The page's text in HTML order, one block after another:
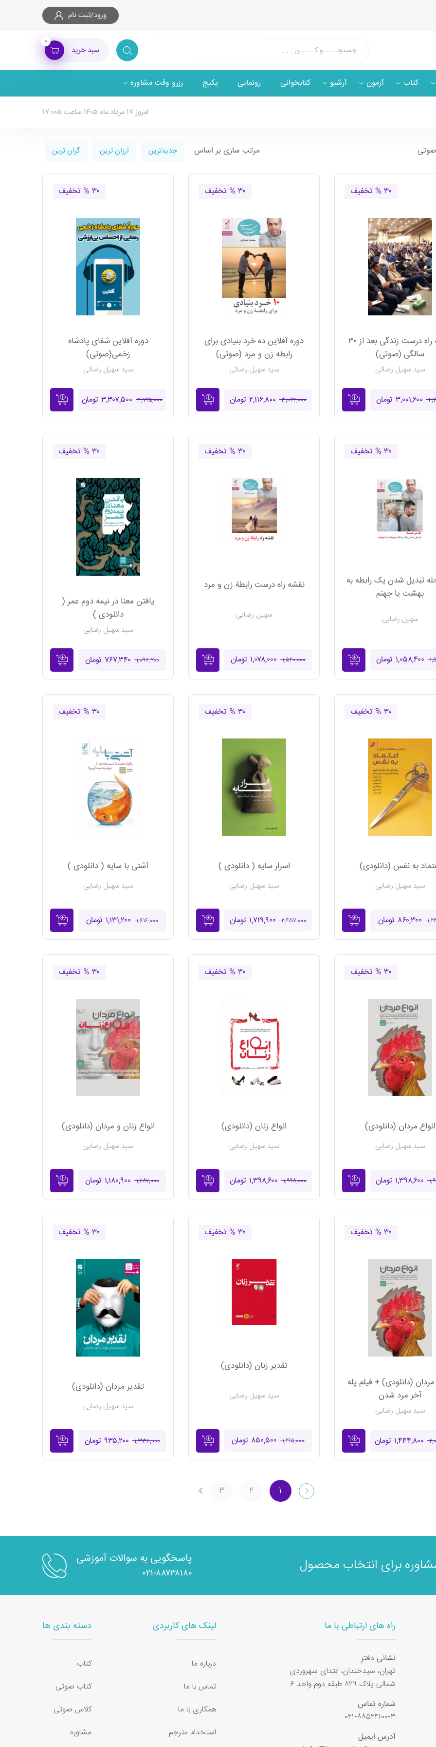
ورود/ثبت نام
سبد خرید
۰
کتاب آزمون آرشیو کتابخوانی رونمایی پکیج رزرو وقت مشاوره
امروز ۱۷ مرداد ماه ۱۴۰۵ ساعت ۱۷:۰۰۵
مرتب سازی بر اساس جدیدترین ارزان ترین گران ترین
۳۰ % تخفیف
نقشه راه درست زندگی بعد از ۳۰
سالگی (صوتی)
سید سهیل رضائی
۳,۰۰۱,۶۰۰ تومان
۳۰ % تخفیف
دوره آفلاین ده خرد بنیادی برای
رابطه زن و مرد (صوتی)
سید سهیل رضائی
۳,۰۲۴,۰۰۰ ۲,۱۱۶,۸۰۰ تومان
۳۰ % تخفیف
دوره آفلاین شفای پادشاه
زخمی(صوتی)
سید سهیل رضائی
۴,۷۲۵,۰۰۰ ۳,۳۰۷,۵۰۰ تومان
۳۰ % تخفیف
تبدیل شدن یک رابطه به
بهشت یا جهنم
سهیل رضایی
۱,۰۵۸,۴۰۰ تومان
۳۰ % تخفیف
نقشه راه درست رابطۀ زن و مرد
سهیل رضایی
۱,۵۴۰,۰۰۰ ۱,۰۷۸,۰۰۰ تومان
۳۰ % تخفیف
یافتن معنا در نیمه دوم عمر (
دانلودی )
سید سهیل رضایی
۱,۰۹۶,۲۰۰ ۷۶۷,۳۴۰ تومان
۳۰ % تخفیف
به نفس (دانلودی)
سید سهیل رضایی
۸۶۰,۳۰۰ تومان
۳۰ % تخفیف
اسرار سایه ( دانلودی )
سید سهیل رضایی
۲,۴۵۷,۰۰۰ ۱,۷۱۹,۹۰۰ تومان
۳۰ % تخفیف
آشتی با سایه ( دانلودی )
سید سهیل رضایی
۱,۶۱۶,۰۰۰ ۱,۱۳۱,۲۰۰ تومان
۳۰ % تخفیف
انواع مردان (دانلودی)
سید سهیل رضایی
۱,۳۹۸,۶۰۰ تومان
۳۰ % تخفیف
انواع زنان (دانلودی)
سید سهیل رضایی
۱,۹۹۸,۰۰۰ ۱,۳۹۸,۶۰۰ تومان
۳۰ % تخفیف
انواع زنان و مردان (دانلودی)
سید سهیل رضایی
۱,۶۸۷,۰۰۰ ۱,۱۸۰,۹۰۰ تومان
۳۰ % تخفیف
مردان (دانلودی) + فیلم پله
آخر مرد شدن
سید سهیل رضایی
۱,۴۴۴,۸۰۰ تومان
۳۰ % تخفیف
تقدیر زنان (دانلودی)
سید سهیل رضایی
۱,۲۱۵,۰۰۰ ۸۵۰,۵۰۰ تومان
۳۰ % تخفیف
تقدیر مردان (دانلودی)
سید سهیل رضایی
۱,۳۳۶,۰۰۰ ۹۳۵,۲۰۰ تومان
۱ ۲ ۳
برای انتخاب محصول پاسخگویی به سوالات آموزشی
۰۲۱-۸۸۷۳۸۱۸۰
راه های ارتباطی با ما
نشانی دفتر
تهران، سیدخندان، ابتدای سهروردی
شمالی پلاک ۸۲۹ طبقه دوم واحد ۶
شماره تماس
۰۲۱-۸۸۵۲۴۱۰۰-۳
آدرس ایمیل
لینک های کاربردی
درباره ما
تماس با ما
همکاری با ما
استخدام مترجم
دسته بندی ها
کتاب
کتاب صوتی
کلاس صوتی
مشاوره